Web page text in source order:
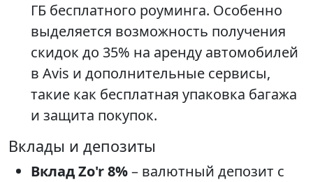
ГБ бесплатного роуминга. Особенно
выделяется возможность получения
скидок до 35% на аренду автомобилей
в Avis и дополнительные сервисы,
такие как бесплатная упаковка багажа
и защита покупок.
Вклады и депозиты
Вклад Zo'r 8%– валютный депозит с